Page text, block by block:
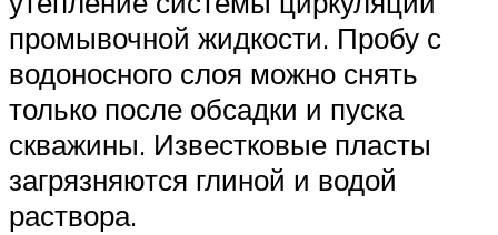
промывочной жидкости. Пробу с
водоносного слоя можно снять
только после обсадки и пуска
скважины. Известковые пласты
загрязняются глиной и водой
раствора.